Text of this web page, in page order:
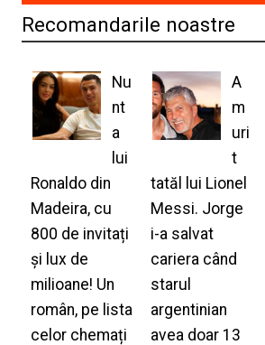
Recomandarile noastre
Nu
nt
a
lui
Ronaldo din
Madeira, cu
800 de invitați
și lux de
milioane! Un
român, pe lista
celor chemați
A
m
uri
t
tatăl lui Lionel
Messi. Jorge
i-a salvat
cariera când
starul
argentinian
avea doar 13